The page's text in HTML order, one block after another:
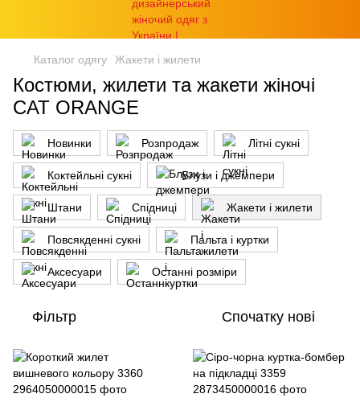
Каталог одягу Жакети і жилети
Костюми, жилети та жакети жіночі
CAT ORANGE
Новинки Розпродаж Літні сукні
Коктейльні сукні Блузи і джемпери
Штани Спідниці Жакети і жилети
Повсякденні сукні Пальта і куртки
Аксесуари Останні розміри
Фільтр Спочатку нові